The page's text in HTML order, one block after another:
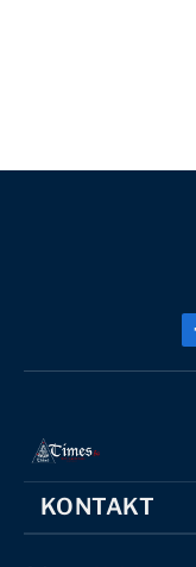
KONTAKT